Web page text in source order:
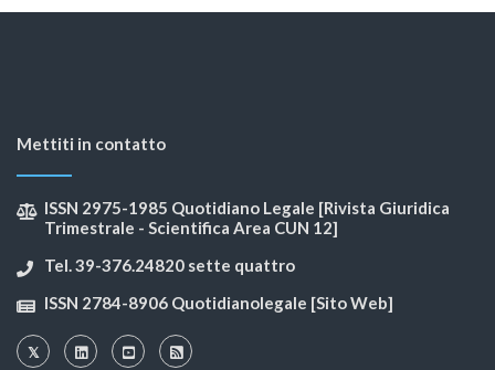
Mettiti in contatto
ISSN 2975-1985 Quotidiano Legale [Rivista Giuridica
Trimestrale - Scientifica Area CUN 12]
Tel. 39-376.24820 sette quattro
ISSN 2784-8906 Quotidianolegale [Sito Web]